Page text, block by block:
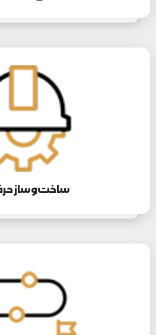
ساخت‌و‌ساز
ساخت‌و‌ساز
لورم ایپسوم متن ساختگی با تولید
با استفاده از طراحان
اطلاعات بیشتر
لورم ایپسوم متن ساختگی با تولید
با استفاده از طراحان